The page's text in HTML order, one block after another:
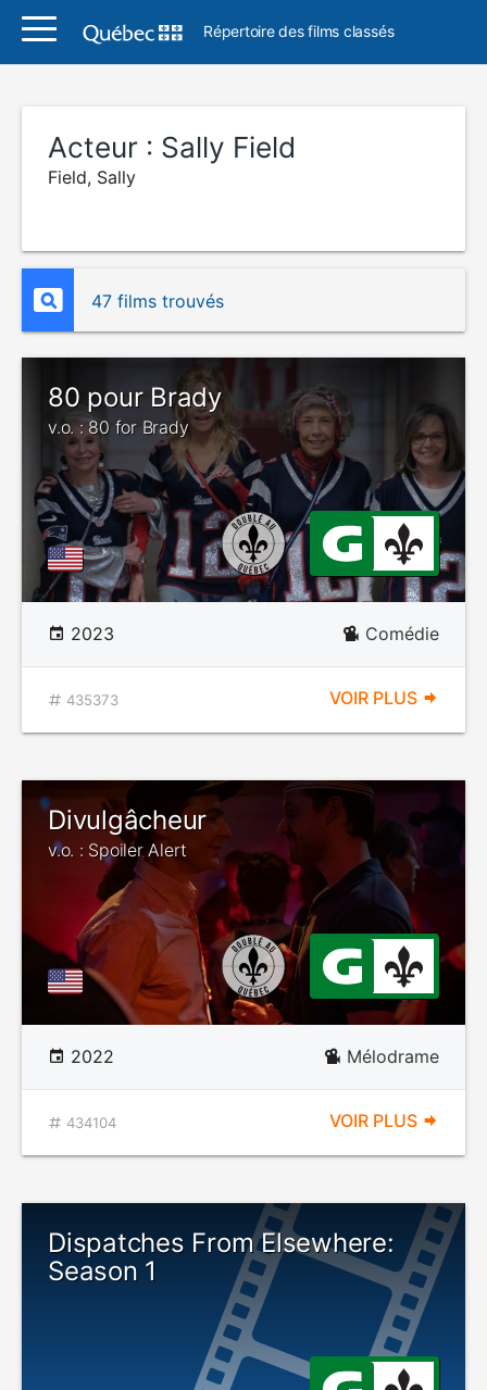
Répertoire des films classés
Acteur : Sally Field
Field, Sally
47 films trouvés
80 pour Brady
v.o. : 80 for Brady
2023 Comédie
435373 VOIR PLUS
Divulgâcheur
v.o. : Spoiler Alert
2022 Mélodrame
434104 VOIR PLUS
Dispatches From Elsewhere:
Season 1